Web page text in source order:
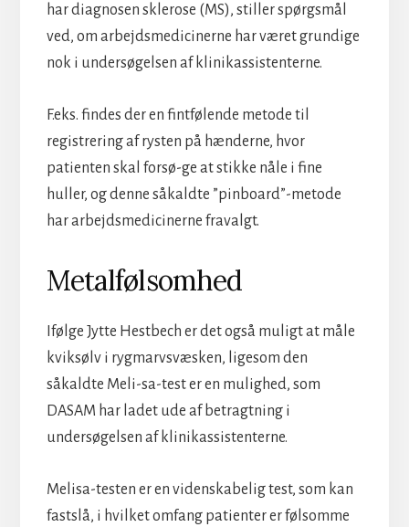
har diagnosen sklerose (MS), stiller spørgsmål
ved, om arbejdsmedicinerne har været grundige
nok i undersøgelsen af klinikassistenterne.
F.eks. findes der en fintfølende metode til
registrering af rysten på hænderne, hvor
patienten skal forsø-ge at stikke nåle i fine
huller, og denne såkaldte ”pinboard”-metode
har arbejdsmedicinerne fravalgt.
Metalfølsomhed
Ifølge Jytte Hestbech er det også muligt at måle
kviksølv i rygmarvsvæsken, ligesom den
såkaldte Meli-sa-test er en mulighed, som
DASAM har ladet ude af betragtning i
undersøgelsen af klinikassistenterne.
Melisa-testen er en videnskabelig test, som kan
fastslå, i hvilket omfang patienter er følsomme